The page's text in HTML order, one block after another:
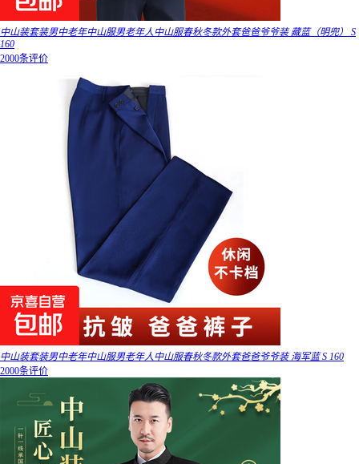
中山装套装男中老年中山服男老年人中山服春秋冬款外套爸爸爷爷装 藏蓝（明兜） S
160
2000条评价
中山装套装男中老年中山服男老年人中山服春秋冬款外套爸爸爷爷装 海军蓝 S 160
2000条评价